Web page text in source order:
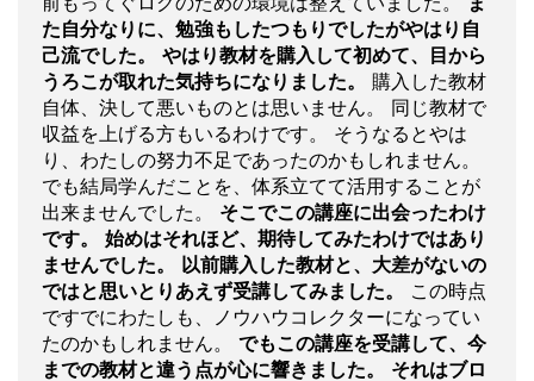
た自分なりに、勉強もしたつもりでしたがやはり自
己流でした。
やはり教材を購入して初めて、目から
うろこが取れた気持ちになりました。
購入した教材
自体、決して悪いものとは思いません。 同じ教材で
収益を上げる方もいるわけです。 そうなるとやは
り、わたしの努力不足であったのかもしれません。
でも結局学んだことを、体系立てて活用することが
出来ませんでした。 そこでこの講座に出会ったわけ
です。
始めはそれほど、期待してみたわけではあり
ませんでした。
以前購入した教材と、大差がないの
ではと思いとりあえず受講してみました。
この時点
ですでにわたしも、ノウハウコレクターになってい
たのかもしれません。 でもこの講座を受講して、今
までの教材と違う点が心に響きました。
それはブロ